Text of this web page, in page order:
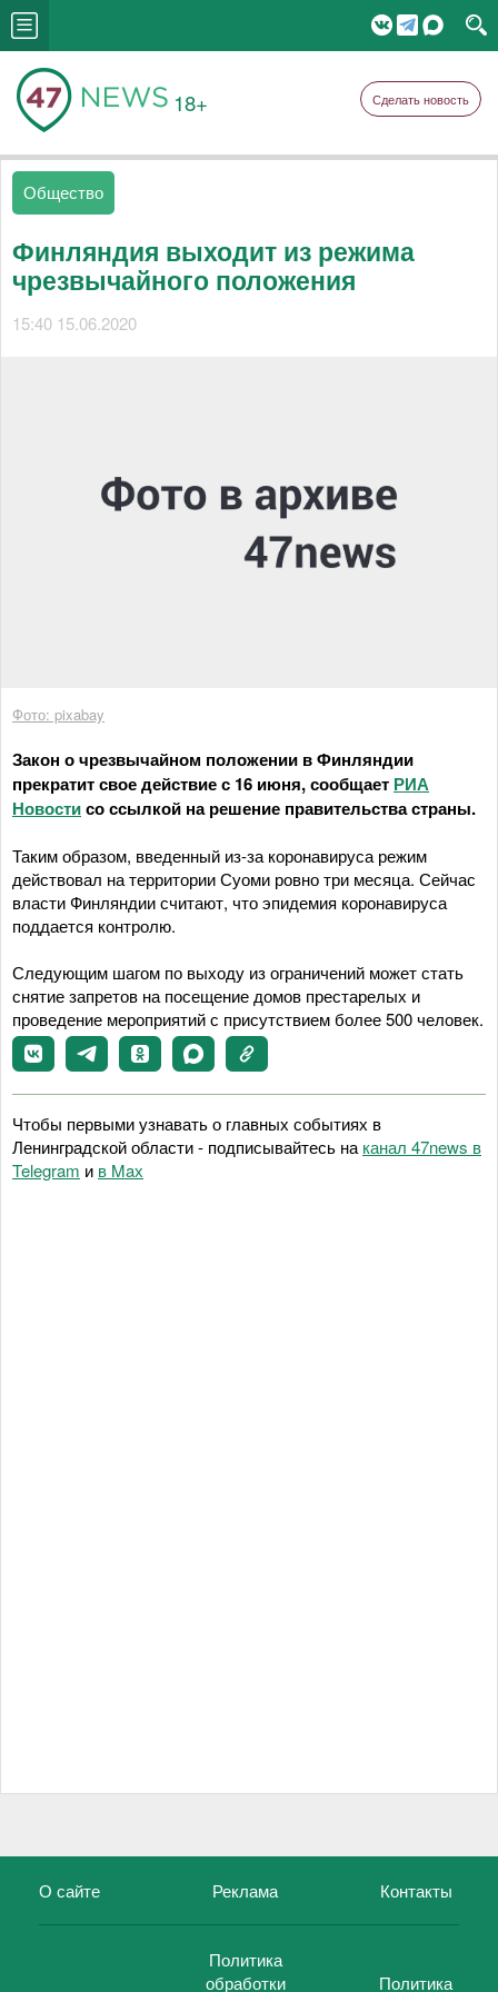
18+ Сделать новость
Общество
Финляндия выходит из режима
чрезвычайного положения
15:40 15.06.2020
Фото: pixabay
Закон о чрезвычайном положении в Финляндии
прекратит свое действие с 16 июня, сообщает РИА
Новостисо ссылкой на решение правительства страны.
Таким образом, введенный из-за коронавируса режим
действовал на территории Суоми ровно три месяца. Сейчас
власти Финляндии считают, что эпидемия коронавируса
поддается контролю.
Следующим шагом по выходу из ограничений может стать
снятие запретов на посещение домов престарелых и
проведение мероприятий с присутствием более 500 человек.
Чтобы первыми узнавать о главных событиях в
Ленинградской области - подписывайтесь на канал 47news в
Telegram и в Maх
О сайте Реклама Контакты
Политика
обработки
Политика